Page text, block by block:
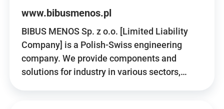
www.bibusmenos.pl
BIBUS MENOS Sp. z o.o. [Limited Liability
Company] is a Polish-Swiss engineering
company. We provide components and
solutions for industry in various sectors,…